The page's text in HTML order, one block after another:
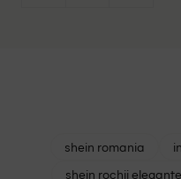
shein romania
shein rochii elegante